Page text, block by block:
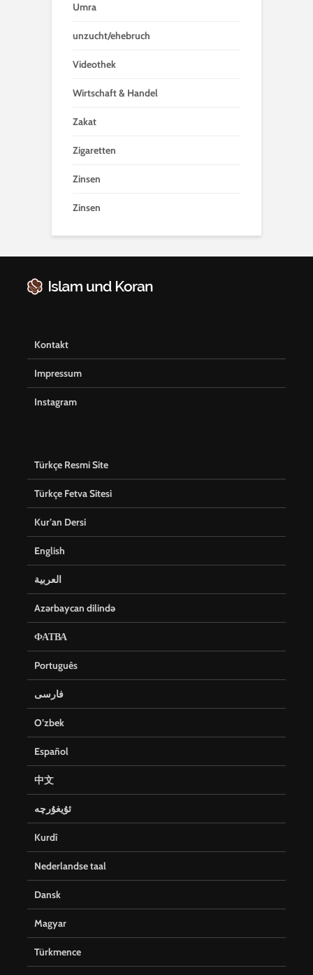
Umra
unzucht/ehebruch
Videothek
Wirtschaft & Handel
Zakat
Zigaretten
Zinsen
Zinsen
Kontakt
Impressum
Instagram
Türkçe Resmi Site
Türkçe Fetva Sitesi
Kur’an Dersi
English
العربية
Azərbaycan dilində
ФАТВА
Português
فارسی
O’zbek
Español
中文
ئۇيغۇرچە
Kurdî
Nederlandse taal
Dansk
Magyar
Türkmence